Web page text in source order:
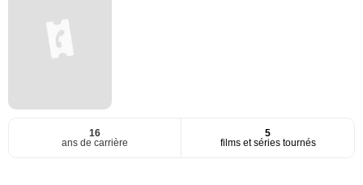
16
ans de carrière
5
films et séries tournés